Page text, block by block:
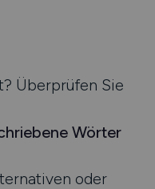
Überprüfen Sie
Wörter
oder